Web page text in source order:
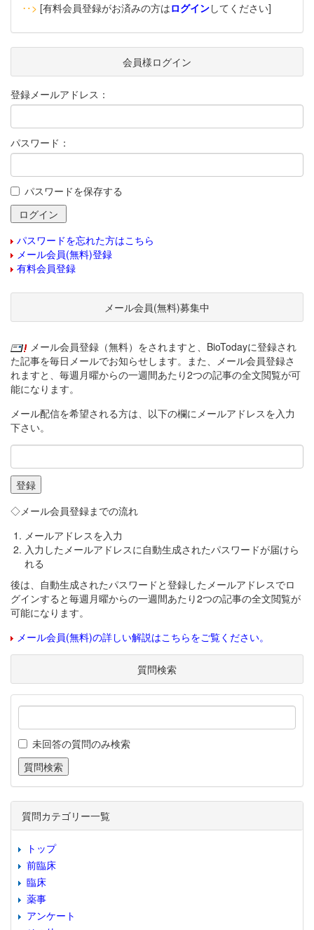
‥> [有料会員登録がお済みの方はログインしてください]
会員様ログイン
登録メールアドレス：
パスワード：
パスワードを保存する
パスワードを忘れた方はこちら
メール会員(無料)登録
有料会員登録
メール会員(無料)募集中
メール会員登録（無料）をされますと、BioTodayに登録され
た記事を毎日メールでお知らせします。また、メール会員登録さ
れますと、毎週月曜からの一週間あたり2つの記事の全文閲覧が可
能になります。
メール配信を希望される方は、以下の欄にメールアドレスを入力
下さい。
◇メール会員登録までの流れ
メールアドレスを入力
入力したメールアドレスに自動生成されたパスワードが届けら
れる
後は、自動生成されたパスワードと登録したメールアドレスでロ
グインすると毎週月曜からの一週間あたり2つの記事の全文閲覧が
可能になります。
メール会員(無料)の詳しい解説はこちらをご覧ください。
質問検索
未回答の質問のみ検索
質問カテゴリー一覧
トップ
前臨床
臨床
薬事
アンケート